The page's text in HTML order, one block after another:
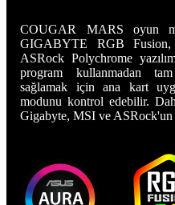
COUGAR MARS oyun
GIGABYTE RGB
ASRock Polychrome
program kullanmadan tam
sağlamak için ana kart
modunu kontrol edebilir.
Gigabyte, MSI ve ASRock'un